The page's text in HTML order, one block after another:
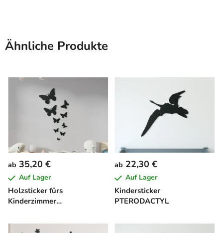
Ähnliche Produkte
Holzsticker fürs
Kinderzimmer
ab 35,20 €
Auf Lager
Kindersticker
PTERODACTYL
ab 22,30 €
Auf Lager